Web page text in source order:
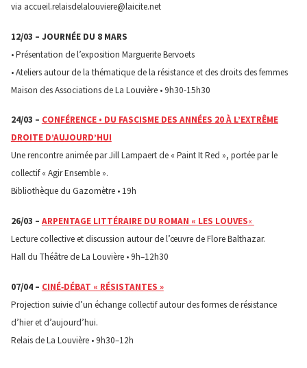
via accueil.relaisdelalouviere@laicite.net
12/03 – JOURNÉE DU 8 MARS
• Présentation de l’exposition Marguerite Bervoets
• Ateliers autour de la thématique de la résistance et des droits des femmes
Maison des Associations de La Louvière • 9h30-15h30
24/03 – CONFÉRENCE • DU FASCISME DES ANNÉES 20 À L’EXTRÊME
DROITE D’AUJOURD’HUI
Une rencontre animée par Jill Lampaert de « Paint It Red », portée par le
collectif « Agir Ensemble ».
Bibliothèque du Gazomètre • 19h
26/03 – ARPENTAGE LITTÉRAIRE DU ROMAN « LES LOUVES«
Lecture collective et discussion autour de l’œuvre de Flore Balthazar.
Hall du Théâtre de La Louvière • 9h–12h30
07/04 – CINÉ‑DÉBAT « RÉSISTANTES »
Projection suivie d’un échange collectif autour des formes de résistance
d’hier et d’aujourd’hui.
Relais de La Louvière • 9h30–12h